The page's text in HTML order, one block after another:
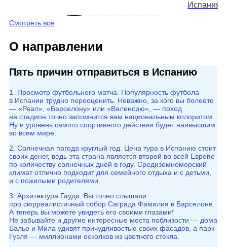
Испания
Смотреть все
О направлении
Пять причин отправиться в Испанию
1. Просмотр футбольного матча. Популярность футбола
в Испании трудно переоценить. Неважно, за кого вы болеете
— «Реал», «Барселону» или «Валенсию», — поход
на стадион точно запомнится вам национальным колоритом.
Ну и уровень самого спортивного действия будет наивысшим
во всем мире.
2. Солнечная погода круглый год. Цена тура в Испанию стоит
своих денег, ведь эта страна является второй во всей Европе
по количеству солнечных дней в году. Средиземноморский
климат отлично подходит для семейного отдыха и с детьми,
и с пожилыми родителями.
3. Архитектура Гауди. Вы точно слышали
про сюрреалистичный собор Саграда Фамилия в Барселоне.
А теперь вы можете увидеть его своими глазами!
Не забывайте и другие интересные места поблизости — дома
Бальо и Мила удивят причудливостью своих фасадов, а парк
Гуэля — миллионами осколков из цветного стекла.